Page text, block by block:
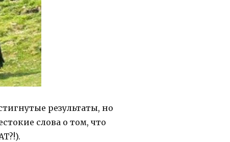
результаты, но
слова о том, что